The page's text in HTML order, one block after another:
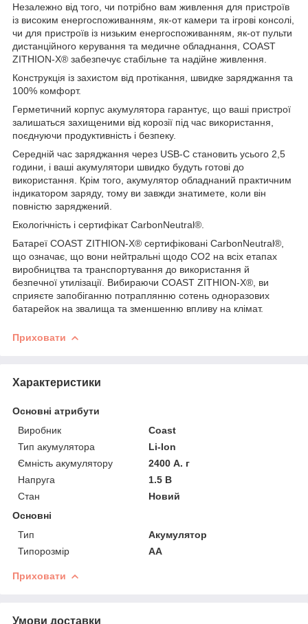
Незалежно від того, чи потрібно вам живлення для пристроїв
із високим енергоспоживанням, як-от камери та ігрові консолі,
чи для пристроїв із низьким енергоспоживанням, як-от пульти
дистанційного керування та медичне обладнання, COAST
ZITHION-X® забезпечує стабільне та надійне живлення.
Конструкція із захистом від протікання, швидке заряджання та
100% комфорт.
Герметичний корпус акумулятора гарантує, що ваші пристрої
залишаться захищеними від корозії під час використання,
поєднуючи продуктивність і безпеку.
Середній час заряджання через USB-C становить усього 2,5
години, і ваші акумулятори швидко будуть готові до
використання. Крім того, акумулятор обладнаний практичним
індикатором заряду, тому ви завжди знатимете, коли він
повністю заряджений.
Екологічність і сертифікат CarbonNeutral®.
Батареї COAST ZITHION-X® сертифіковані CarbonNeutral®,
що означає, що вони нейтральні щодо CO2 на всіх етапах
виробництва та транспортування до використання й
безпечної утилізації. Вибираючи COAST ZITHION-X®, ви
сприяєте запобіганню потраплянню сотень одноразових
батарейок на звалища та зменшенню впливу на клімат.
Приховати
Характеристики
Основні атрибути
Виробник
Coast
Тип акумулятора
Li-Ion
Ємність акумулятору
2400 А. г
Напруга
1.5 В
Стан
Новий
Основні
Тип
Акумулятор
Типорозмір
AA
Приховати
Умови доставки